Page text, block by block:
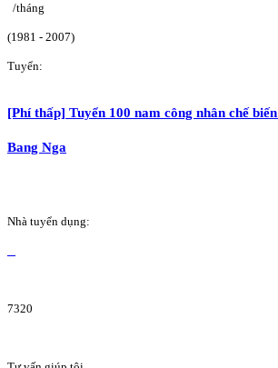
/tháng
(1981 - 2007)
Tuyển:
[Phí thấp] Tuyển 100 nam công nhân chế
Bang Nga
Nhà tuyển dụng:
7320